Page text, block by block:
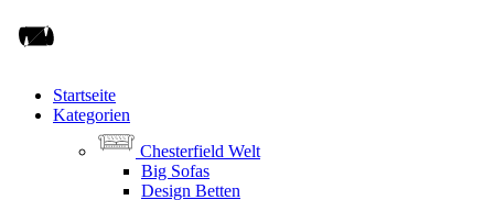
Startseite
Kategorien
Chesterfield Welt
Big Sofas
Design Betten